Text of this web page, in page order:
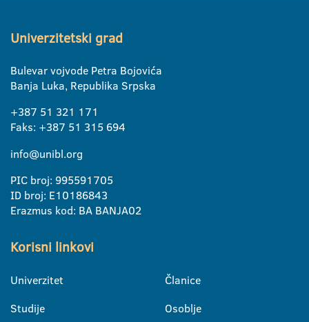
Univerzitetski grad
Bulevar vojvode Petra Bojovića
Banja Luka, Republika Srpska
+387 51 321 171
Faks: +387 51 315 694
info@unibl.org
PIC broj: 995591705
ID broj: E10186843
Erazmus kod: BA BANJA02
Korisni linkovi
Univerzitet
Studije
Članice
Osoblje